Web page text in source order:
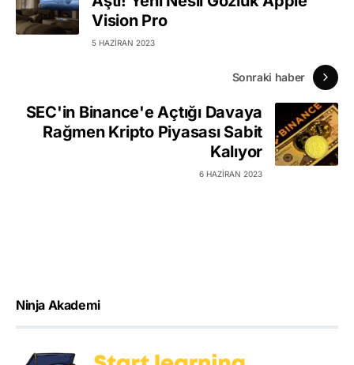
Vision Pro
5 HAZIRAN 2023
Sonraki haber
SEC'in Binance'e Açtığı Davaya
Rağmen Kripto Piyasası Sabit
Kalıyor
6 HAZIRAN 2023
Ninja Akademi